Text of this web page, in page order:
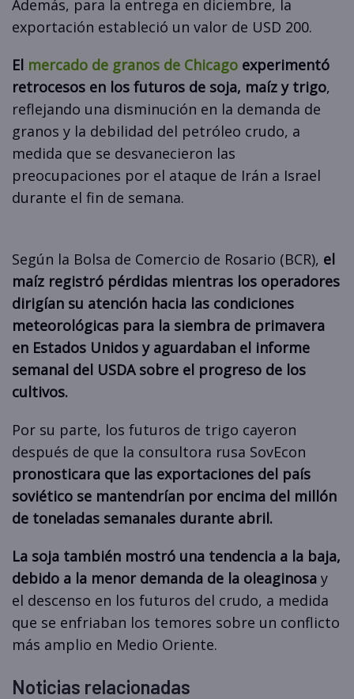
Además, para la entrega en diciembre, la
exportación estableció un valor de USD 200.
El mercado de granos de Chicago experimentó
retrocesos en los futuros de soja, maíz y trigo,
reflejando una disminución en la demanda de
granos y la debilidad del petróleo crudo, a
medida que se desvanecieron las
preocupaciones por el ataque de Irán a Israel
durante el fin de semana.
Según la Bolsa de Comercio de Rosario (BCR), el
maíz registró pérdidas mientras los operadores
dirigían su atención hacia las condiciones
meteorológicas para la siembra de primavera
en Estados Unidos y aguardaban el informe
semanal del USDA sobre el progreso de los
cultivos.
Por su parte, los futuros de trigo cayeron
después de que la consultora rusa SovEcon
pronosticara que las exportaciones del país
soviético se mantendrían por encima del millón
de toneladas semanales durante abril.
La soja también mostró una tendencia a la baja,
debido a la menor demanda de la oleaginosa y
el descenso en los futuros del crudo, a medida
que se enfriaban los temores sobre un conflicto
más amplio en Medio Oriente.
Noticias relacionadas